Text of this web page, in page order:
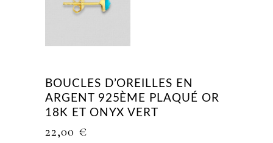
BOUCLES D’OREILLES EN
ARGENT 925ÈME PLAQUÉ OR
18K ET ONYX VERT
22,00 €